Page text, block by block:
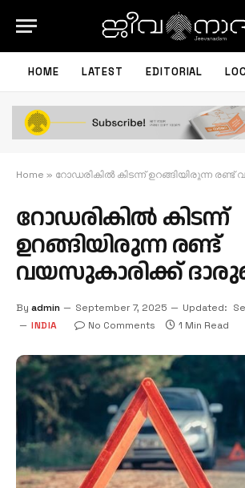
HOME LATEST EDITORIAL
Home » റോഡരികിൽ കിടന്ന് ഉറങ്ങിയിരുന്ന രണ്ട്
റോഡരികിൽ കിടന്ന്
ഉറങ്ങിയിരുന്ന രണ്ട്
വയസുകാരിക്ക്
By admin September 7, 2025 Updated:
INDIA
No Comments 1 Min Read